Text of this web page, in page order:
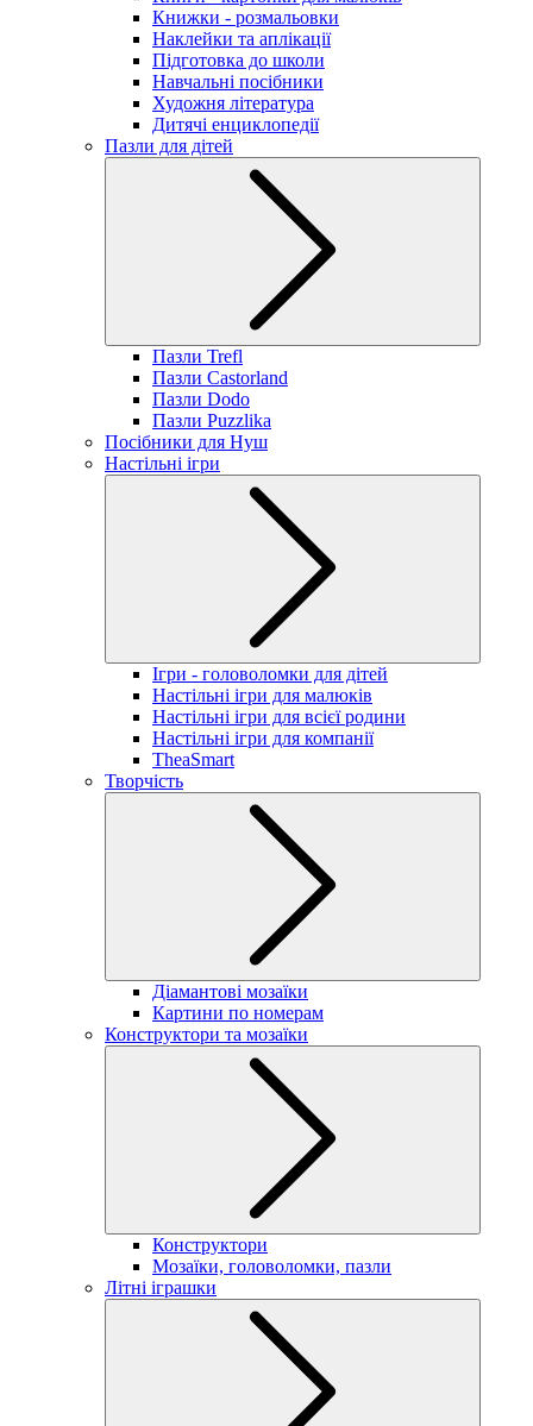
Книжки - розмальовки
Наклейки та аплікації
Підготовка до школи
Навчальні посібники
Художня література
Дитячі енциклопедії
Пазли для дітей
Пазли Trefl
Пазли Castorland
Пазли Dodo
Пазли Puzzlika
Посібники для Нуш
Настільні ігри
Ігри - головоломки для дітей
Настільні ігри для малюків
Настільні ігри для всієї родини
Настільні ігри для компанії
TheaSmart
Творчість
Діамантові мозаїки
Картини по номерам
Конструктори та мозаїки
Конструктори
Мозаїки, головоломки, пазли
Літні іграшки